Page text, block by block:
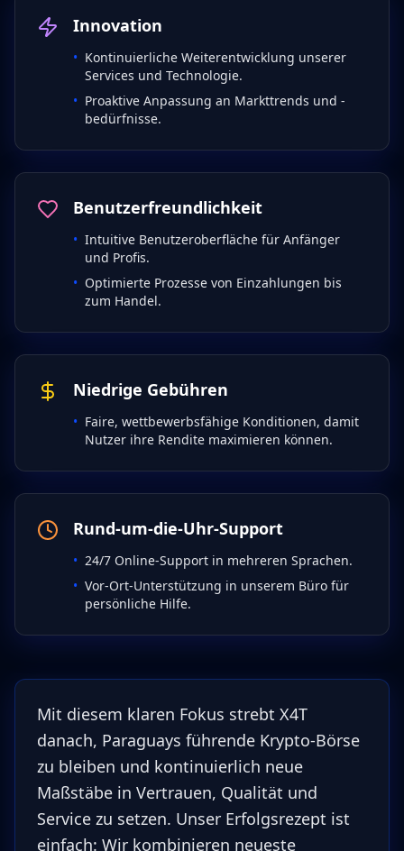
Innovation
• Kontinuierliche Weiterentwicklung unserer
Services und Technologie.
• Proaktive Anpassung an Markttrends und -
bedürfnisse.
Benutzerfreundlichkeit
• Intuitive Benutzeroberfläche für Anfänger
und Profis.
• Optimierte Prozesse von Einzahlungen bis
zum Handel.
Niedrige Gebühren
• Faire, wettbewerbsfähige Konditionen, damit
Nutzer ihre Rendite maximieren können.
Rund-um-die-Uhr-Support
• 24/7 Online-Support in mehreren Sprachen.
• Vor-Ort-Unterstützung in unserem Büro für
persönliche Hilfe.
Mit diesem klaren Fokus strebt X4T
danach, Paraguays führende Krypto-Börse
zu bleiben und kontinuierlich neue
Maßstäbe in Vertrauen, Qualität und
Service zu setzen. Unser Erfolgsrezept ist
einfach: Wir kombinieren neueste